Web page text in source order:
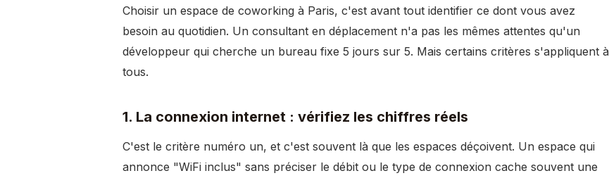
Choisir un espace de coworking à Paris, c'est avant tout identifier ce dont vous avez
besoin au quotidien. Un consultant en déplacement n'a pas les mêmes attentes qu'un
développeur qui cherche un bureau fixe 5 jours sur 5. Mais certains critères s'appliquent à
tous.
1. La connexion internet : vérifiez les chiffres réels
C'est le critère numéro un, et c'est souvent là que les espaces déçoivent. Un espace qui
annonce "WiFi inclus" sans préciser le débit ou le type de connexion cache souvent une